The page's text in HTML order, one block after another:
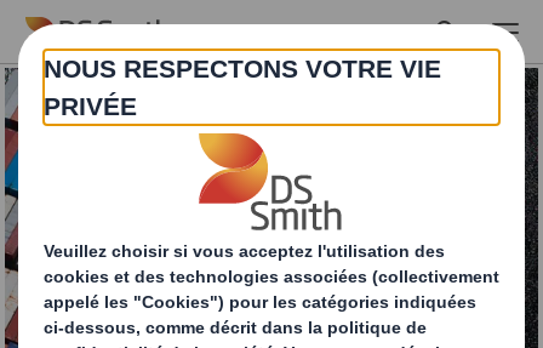
Skip to main content